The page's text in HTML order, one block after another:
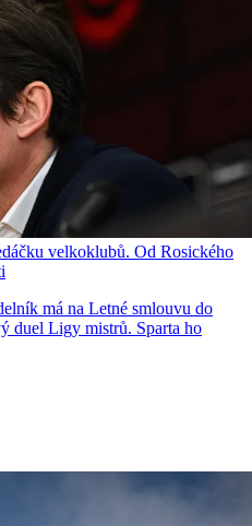
velkoklubů. Od Rosického
má na Letné smlouvu do
duel Ligy mistrů. Sparta ho